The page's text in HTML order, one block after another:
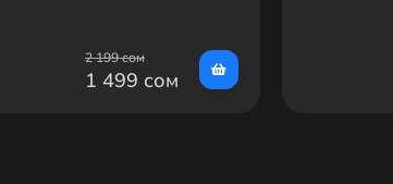
2 199 сом
1 499 сом